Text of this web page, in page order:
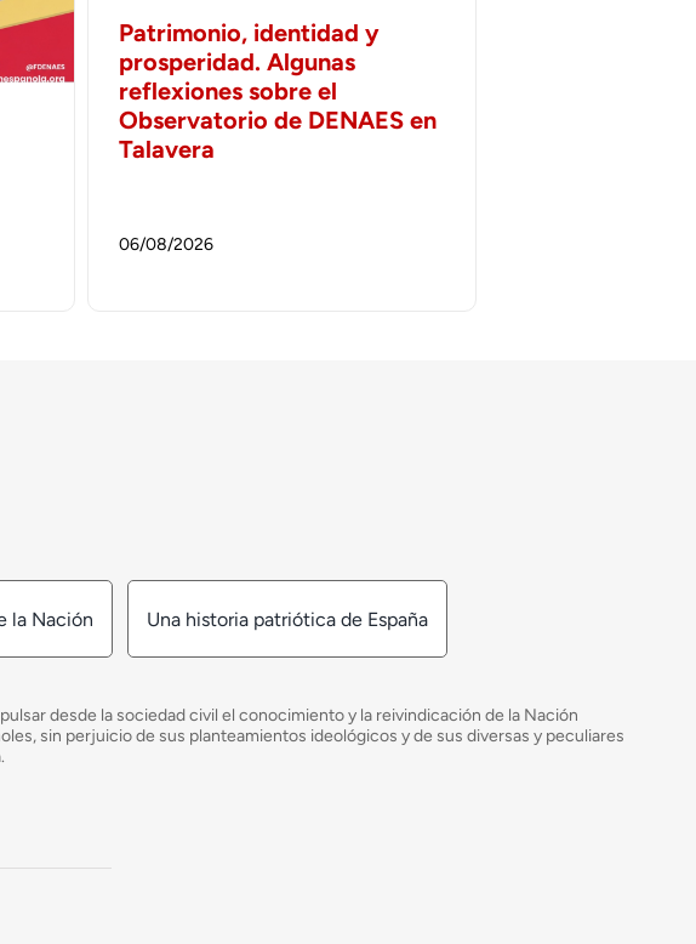
Patrimonio, identidad y
prosperidad. Algunas
reflexiones sobre el
Observatorio de DENAES en
Talavera
06/08/2026
la Nación Una historia patriótica de España
desde la sociedad civil el conocimiento y la reivindicación de la Nación
sin perjuicio de sus planteamientos ideológicos y de sus diversas y peculiares